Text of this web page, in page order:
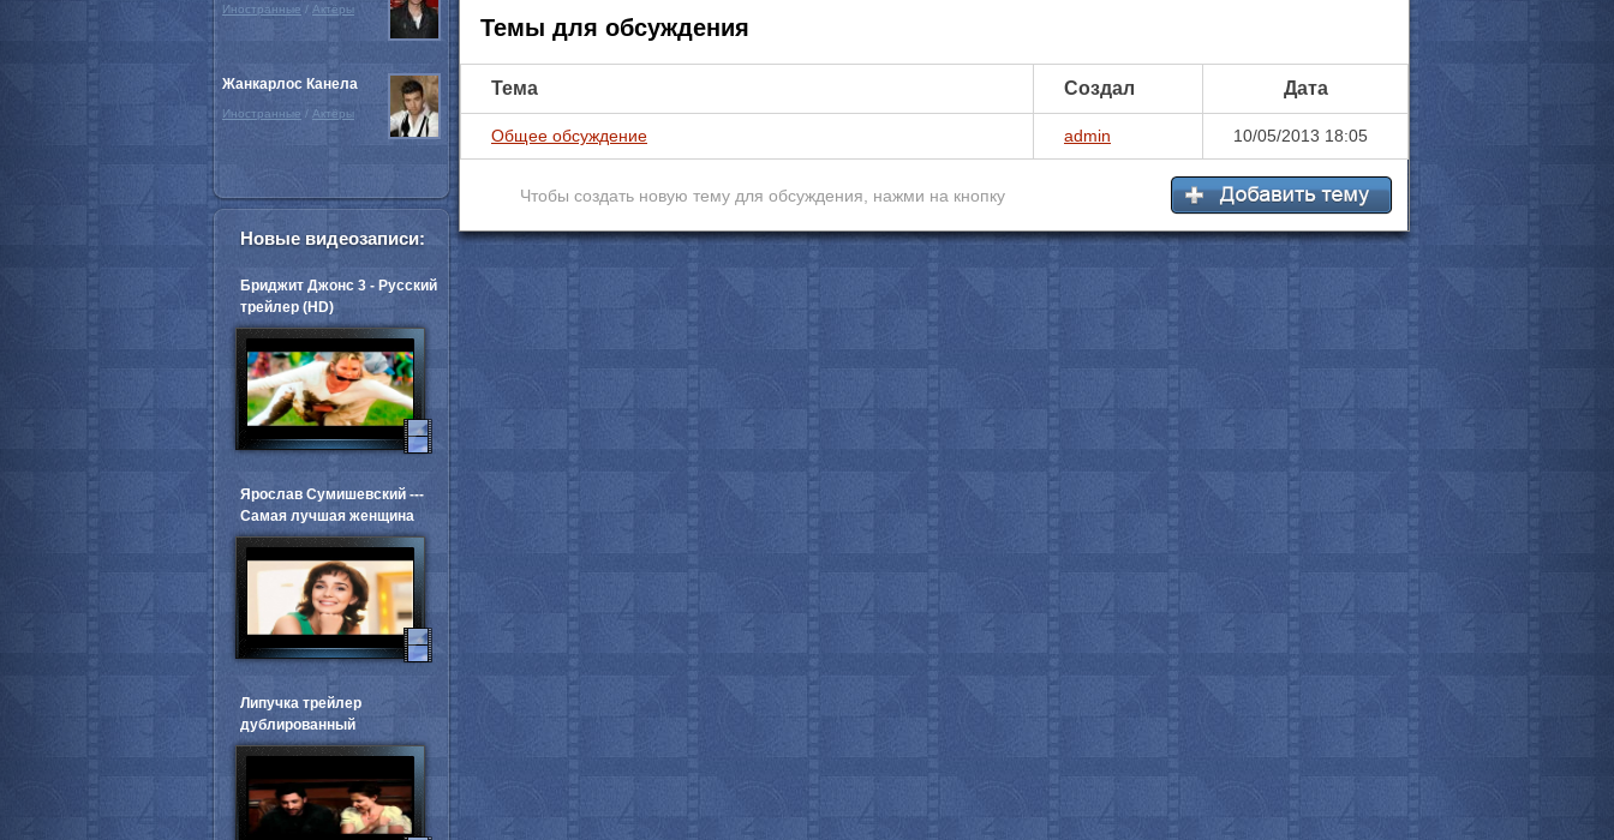
Темы для обсуждения
Тема Создал Дата
Общее обсуждение admin 10/05/2013 18:05
Чтобы создать новую тему для обcуждения, нажми на кнопку
Иностранные / Актёры
Жанкарлос Канела
Иностранные / Актёры
Новые видеозаписи:
Бриджит Джонс 3 - Русский
трейлер (HD)
Ярослав Сумишевский ---
Самая лучшая женщина
Липучка трейлер
дублированный